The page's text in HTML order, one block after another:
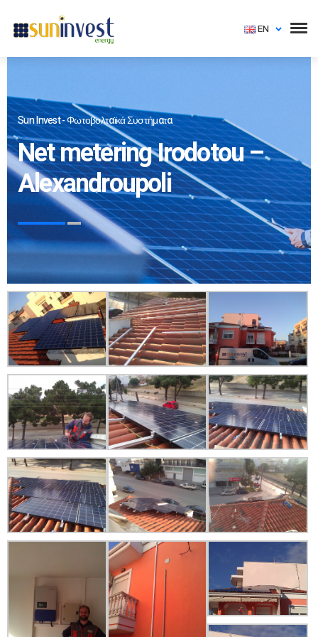
EN
Sun Invest - Φωτοβολταϊκά Συστήματα
Net metering Irodotou –
Alexandroupoli